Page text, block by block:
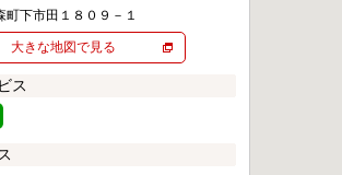
町下市田１８０９－１
大きな地図で見る
ス